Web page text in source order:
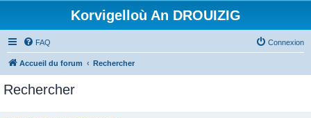
Korvigelloù An DROUIZIG
FAQ Connexion
Accueil du forum Rechercher
Rechercher